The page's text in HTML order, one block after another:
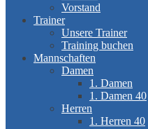
Vorstand
Trainer
Unsere Trainer
Training buchen
Mannschaften
Damen
1. Damen
1. Damen 40
Herren
1. Herren 40